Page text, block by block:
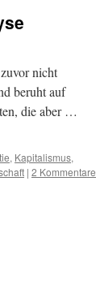
nicht
beruht auf
die aber …
, Kapitalismus,
| 2 Kommentare